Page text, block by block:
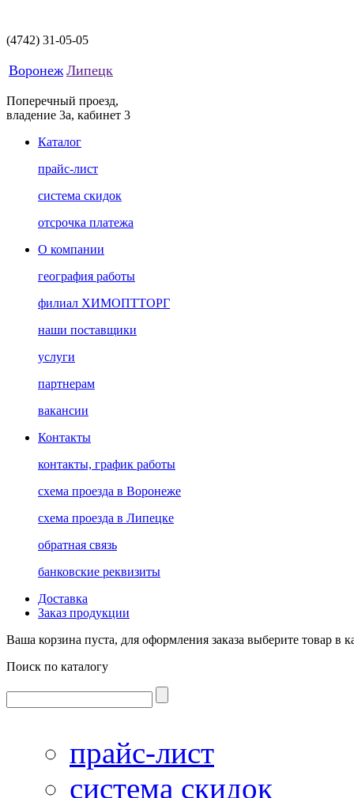
(4742) 31-05-05
Воронеж Липецк
Поперечный проезд,
владение 3а, кабинет 3
Каталог
прайс-лист
система скидок
отсрочка платежа
О компании
география работы
филиал ХИМОПТТОРГ
наши поставщики
услуги
партнерам
вакансии
Контакты
контакты, график работы
схема проезда в Воронеже
схема проезда в Липецке
обратная связь
банковские реквизиты
Доставка
Заказ продукции
Ваша корзина пуста, для оформления заказа выберите товар в
Поиск по каталогу
прайс-лист
система скидок